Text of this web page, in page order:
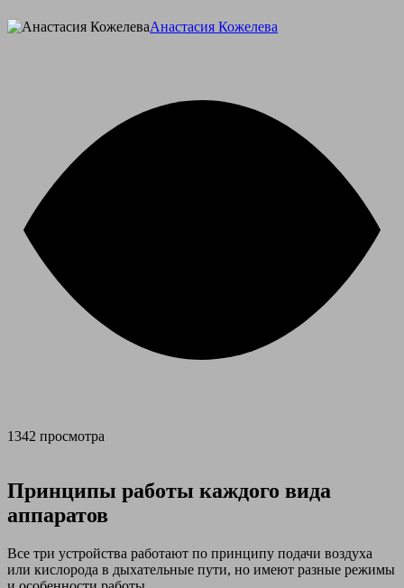
Анастасия Кожелева
1342 просмотра
Принципы работы каждого вида
аппаратов
Все три устройства работают по принципу подачи воздуха
или кислорода в дыхательные пути, но имеют разные режимы